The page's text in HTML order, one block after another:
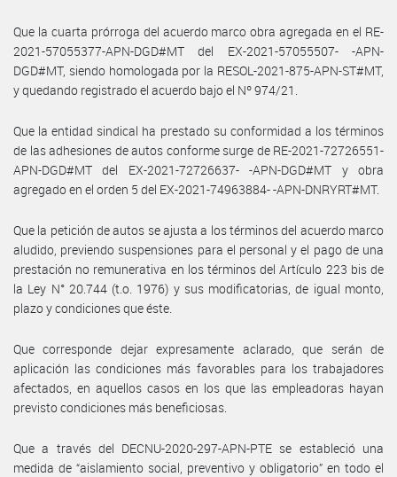
Que la cuarta prórroga del acuerdo marco obra agregada en el RE-
2021-57055377-APN-DGD#MT del EX-2021-57055507- -APN-
DGD#MT, siendo homologada por la RESOL-2021-875-APN-ST#MT,
y quedando registrado el acuerdo bajo el Nº 974/21.
Que la entidad sindical ha prestado su conformidad a los términos
de las adhesiones de autos conforme surge de RE-2021-72726551-
APN-DGD#MT del EX-2021-72726637- -APN-DGD#MT y obra
agregado en el orden 5 del EX-2021-74963884- -APN-DNRYRT#MT.
Que la petición de autos se ajusta a los términos del acuerdo marco
aludido, previendo suspensiones para el personal y el pago de una
prestación no remunerativa en los términos del Artículo 223 bis de
la Ley N° 20.744 (t.o. 1976) y sus modificatorias, de igual monto,
plazo y condiciones que éste.
Que corresponde dejar expresamente aclarado, que serán de
aplicación las condiciones más favorables para los trabajadores
afectados, en aquellos casos en los que las empleadoras hayan
previsto condiciones más beneficiosas.
Que a través del DECNU-2020-297-APN-PTE se estableció una
medida de “aislamiento social, preventivo y obligatorio” en todo el